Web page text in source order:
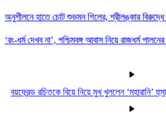
অনুশীলনে হাতে চোট শুভমন গিলের, শ্রীলঙ্কার
‘রং-ধর্ম দেখব না’, পশ্চিমবঙ্গ আবাস নিয়ে রাজধর্ম
বয়ফ্রেন্ড রচিতকে বিয়ে নিয়ে মুখ খুললেন ‘মহারানি’